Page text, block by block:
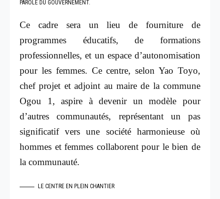
PAROLE DU GOUVERNEMENT.
Ce cadre sera un lieu de fourniture de
programmes éducatifs, de formations
professionnelles, et un espace d’autonomisation
pour les femmes. Ce centre, selon Yao Toyo,
chef projet et adjoint au maire de la commune
Ogou 1, aspire à devenir un modèle pour
d’autres communautés, représentant un pas
significatif vers une société harmonieuse où
hommes et femmes collaborent pour le bien de
la communauté.
LE CENTRE EN PLEIN CHANTIER